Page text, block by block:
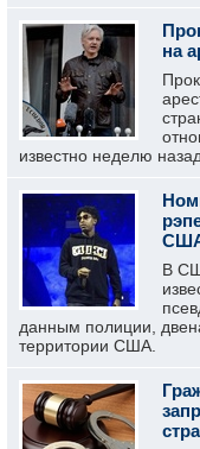
на
известно неделю назад.
В
данным полиции,
территории США.